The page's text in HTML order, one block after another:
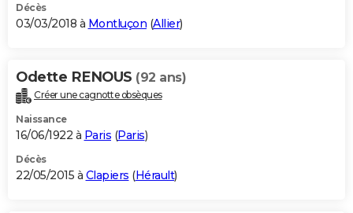
Décès
03/03/2018 à Montluçon (Allier)
Odette RENOUS (92 ans)
Créer une cagnotte obsèques
Naissance
16/06/1922 à Paris (Paris)
Décès
22/05/2015 à Clapiers (Hérault)